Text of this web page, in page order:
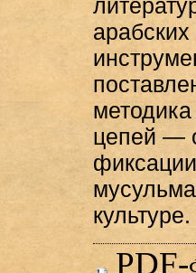
цепей —
культуре.
PDF-